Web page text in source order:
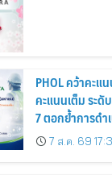
PHOL คว้าคะแ
คะแนนเต็ม ระดั
7 ตอกย้ำการด
รมาภิบาล โปร่ง
หุ้น
7 ส.ค. 69